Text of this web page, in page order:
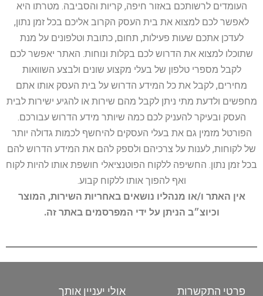
העומדים לרשותכם באזור חיפה, קריות והסביבה. מטרתו היא
לאפשר לכם למצוא את בית העסק הקרוב אליכם בכל זמן נתון,
לעדכן אתכם שעות פעילות, תחום, כתובת וטלפונים על מנת
שתוכלו למצוא את הדרוש לכם בקלות ונוחות. האתר יאפשר לכם
לקבל מספרי טלפון של בעלי מקצוע שונים ולבצע השוואות
מחירים, לקבל את כל המידע הדרוש על בית העסק אותו אתם
מחפשים ולדעת מתי ניתן לקבל מהם שירות או להגיע ישירות לבית
העסק ובעיקר להעניק לכם כמה שיותר מידע הדרוש עבורכם.
הפורטל מזמין גם את בעלי העסקים להיחשף לכמות גדולה יותר
של לקוחות, לענות על צרכיהם ולספק להם את המידע הדרוש להם
בכל זמן נתון. החשיפה ללקוח הפוטנציאלי חושפת אותו להיות לקוח
ואף להפוך אותו ללקוח קבוע.
אין האתר ו/או מנהליו נושאים באחריות השירות, המוצר
וכיוצ״ב הניתן על ידי המפרסמים באתר זה.
פרטי התקשרות אולי יעניין אותך